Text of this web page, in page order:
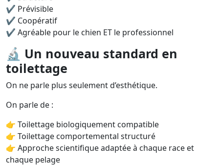
✔ Prévisible
✔ Coopératif
✔ Agréable pour le chien ET le professionnel
🔬 Un nouveau standard en
toilettage
On ne parle plus seulement d’esthétique.
On parle de :
👉 Toilettage biologiquement compatible
👉 Toilettage comportemental structuré
👉 Approche scientifique adaptée à chaque race et
chaque pelage